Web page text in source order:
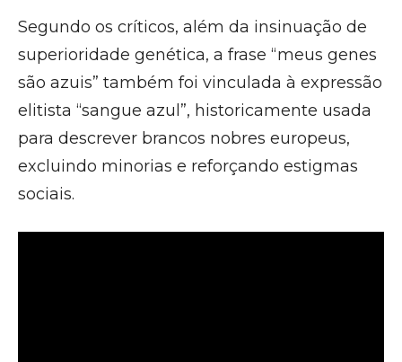
Segundo os críticos, além da insinuação de
superioridade genética, a frase “meus genes
são azuis” também foi vinculada à expressão
elitista “sangue azul”, historicamente usada
para descrever brancos nobres europeus,
excluindo minorias e reforçando estigmas
sociais.